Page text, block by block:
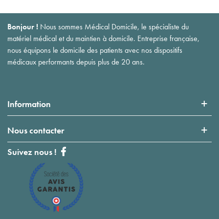
Bonjour ! Nous sommes Médical Domicile, le spécialiste du
matériel médical et du maintien à domicile. Entreprise française,
nous équipons le domicile des patients avec nos dispositifs
médicaux performants depuis plus de 20 ans.
Information
Nous contacter
Suivez nous !